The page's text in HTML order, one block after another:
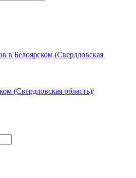
в Белоярском (Свердловская
(Свердловская область)/